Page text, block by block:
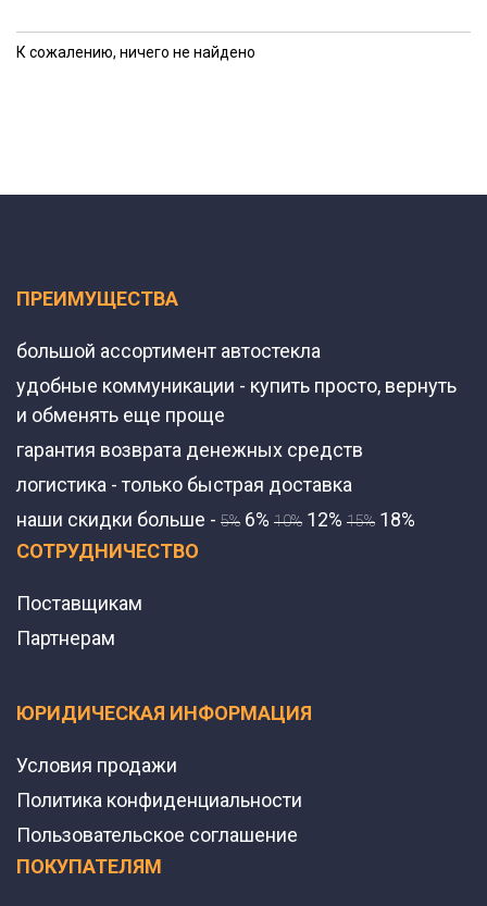
К сожалению, ничего не найдено
ПРЕИМУЩЕСТВА
большой ассортимент автостекла
удобные коммуникации - купить просто, вернуть
и обменять еще проще
гарантия возврата денежных средств
логистика - только быстрая доставка
наши скидки больше - 5% 6% 10% 12% 15% 18%
СОТРУДНИЧЕСТВО
Поставщикам
Партнерам
ЮРИДИЧЕСКАЯ ИНФОРМАЦИЯ
Условия продажи
Политика конфиденциальности
Пользовательское соглашение
ПОКУПАТЕЛЯМ